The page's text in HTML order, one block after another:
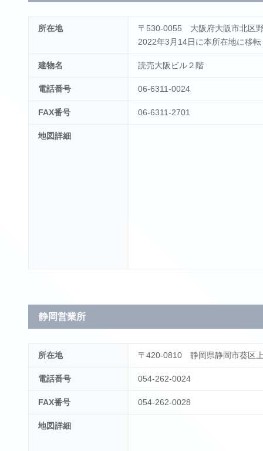
所在地
〒530-0055 大阪府大阪市北区
2022年3月14日に本所在地に移
建物名 読売大阪ビル２階
電話番号 06-6311-0024
FAX番号 06-6311-2701
地図詳細
静岡営業所
所在地 〒420-0810 静岡県静岡市葵区
電話番号 054-262-0024
FAX番号 054-262-0028
地図詳細